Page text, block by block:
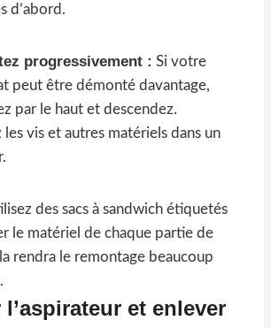
d’abord.
progressivement : Si votre
peut être démonté davantage,
par le haut et descendez.
les vis et autres matériels dans un
des sacs à sandwich étiquetés
le matériel de chaque partie de
rendra le remontage beaucoup
l’aspirateur et enlever